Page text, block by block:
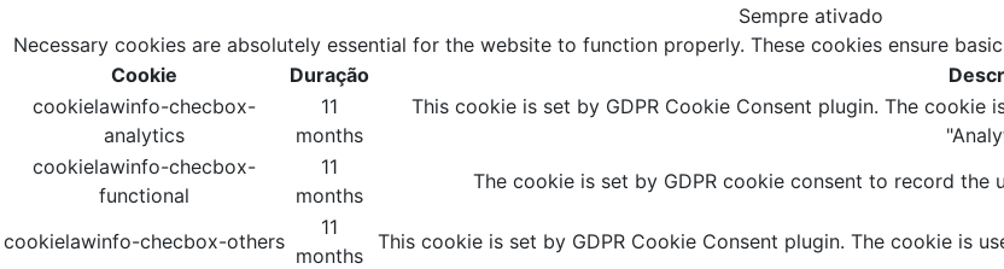
Sempre ativado
Necessary cookies are absolutely essential for the website to function properly. These cookies ensure
Cookie
Duração
cookielawinfo-checbox-
analytics
11
months
This cookie is set by GDPR Cookie Consent plugin. The
cookielawinfo-checbox-
functional
11
months
The cookie is set by GDPR cookie consent to record
cookielawinfo-checbox-others
11
months
This cookie is set by GDPR Cookie Consent plugin. The cookie is